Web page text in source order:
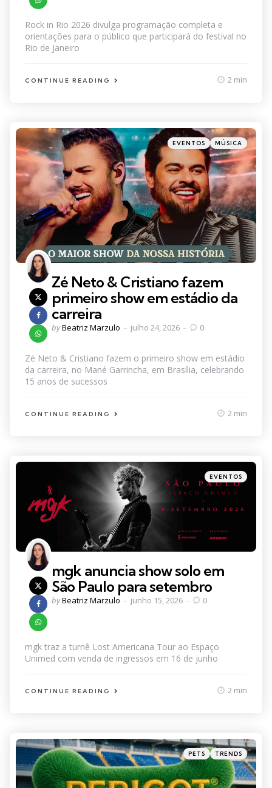
Rock in Rio 2026 divulga programação completa e
orientações para o público que participará do festival no
Rio de Janeiro
CONTINUE READING 2 min
Categories
Posted
in
EVENTOS MÚSICA
Zé Neto & Cristiano fazem
primeiro show em estádio da
carreira
Posted
byBeatriz Marzulo julho 24, 2026 0
Zé Neto & Cristiano fazem o primeiro show em estádio
da carreira, no Mané Garrincha, em Brasília, celebrando
15 anos de sucessos
CONTINUE READING 2 min
Categories
Posted
in
EVENTOS
mgk anuncia show solo em
São Paulo para setembro
Posted
byBeatriz Marzulo junho 15, 2026 0
mgk traz a turnê Lost Americana Tour ao Espaço
Unimed com venda de ingressos em 16 de junho
CONTINUE READING 2 min
Categories
Posted
in
PETS TRENDS